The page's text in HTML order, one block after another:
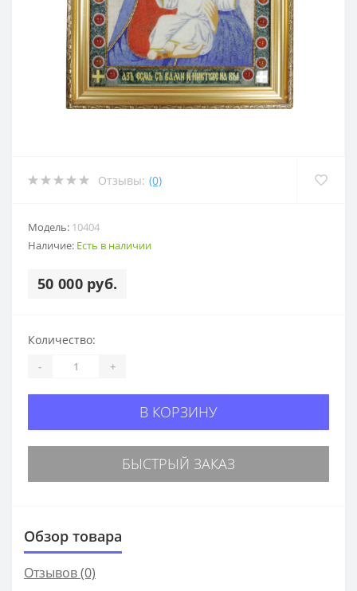
Отзывы: (0)
Модель: 10404
Наличие: Есть в наличии
50 000 руб.
Количество:
- +
В КОРЗИНУ
БЫСТРЫЙ ЗАКАЗ
Обзор товара
Отзывов (0)